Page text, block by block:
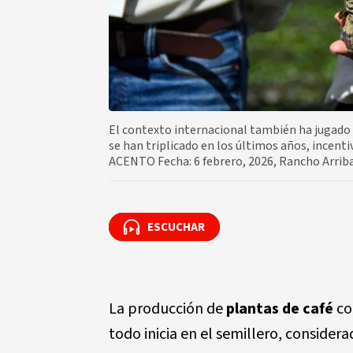
El contexto internacional también ha
se han triplicado en los últimos años,
ACENTO Fecha: 6 febrero, 2026, Rancho
ESCUCHAR
ESCUCHAR
La producción deplantas de café
todo inicia en el semillero,